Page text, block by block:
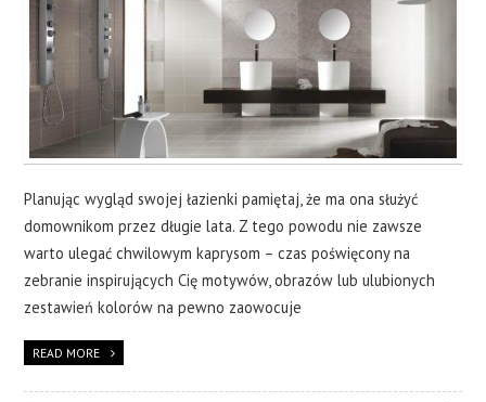
OKNA
WYKOŃCZENIA
O NAS
KONTAKT
Planując wygląd swojej łazienki pamiętaj, że ma ona służyć
domownikom przez długie lata. Z tego powodu nie zawsze
warto ulegać chwilowym kaprysom – czas poświęcony na
zebranie inspirujących Cię motywów, obrazów lub ulubionych
zestawień kolorów na pewno zaowocuje
READ MORE